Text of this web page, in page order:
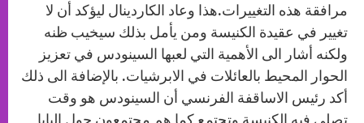
مرافقة هذه التغييرات.هذا وعاد الكاردينال ليؤكد أن لا
تغيير في عقيدة الكنيسة ومن يأمل بذلك سيخيب ظنه
ولكنه أشار الى الأهمية التي لعبها السينودس في تعزيز
الحوار المحيط بالعائلات في الابرشيات. بالإضافة الى ذلك
أكد رئيس الاساقفة الفرنسي أن السينودس هو وقت
تصلي فيه الكنيسة وتجتمع كما هم مجتمعون حول البابا